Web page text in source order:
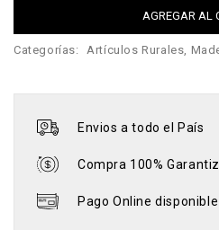
AGREGAR AL
Categorías: Artículos Rurales,
Envios a todo el País
Compra 100%
Pago Online disponible